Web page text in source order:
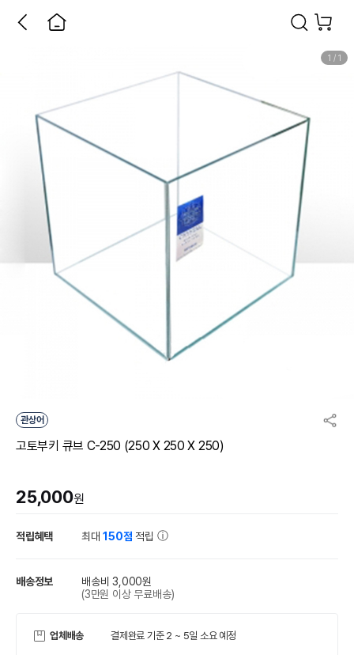
1 / 1
관상어
고토부키 큐브 C-250 (250 X 250 X 250)
25,000원
적립혜택 최대150점 적립
배송정보
배송비 3,000원
(3만원 이상 무료배송)
업체배송 결제완료 기준 2 ~ 5일 소요 예정